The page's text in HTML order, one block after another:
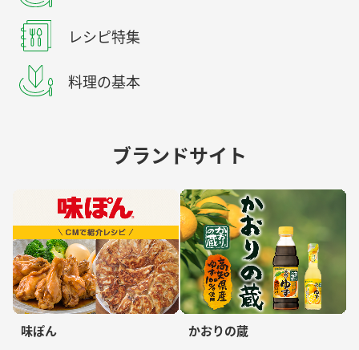
レシピ特集
料理の基本
ブランドサイト
味ぽん かおりの蔵